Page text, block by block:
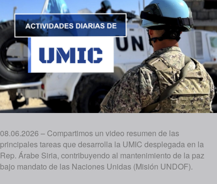
08.06.2026 – Compartimos un video resumen de las
principales tareas que desarrolla la UMIC desplegada en la
Rep. Árabe Siria, contribuyendo al mantenimiento de la paz
bajo mandato de las Naciones Unidas (Misión UNDOF).